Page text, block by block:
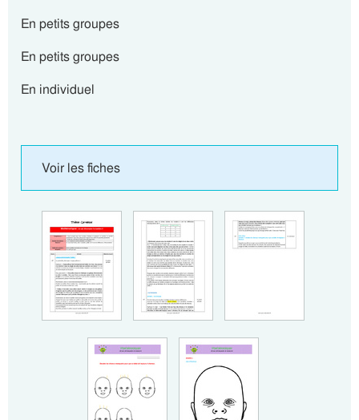
En petits groupes
En petits groupes
En individuel
Voir les fiches